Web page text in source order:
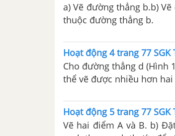
a) Vẽ đường thẳng b.b)
thuộc đường thẳng b.
Hoạt động 4 trang 77 SGK
Cho đường thẳng d (Hình
thể vẽ được nhiều hơn
Hoạt động 5 trang 77 SGK
Vẽ hai điểm A và B. b)